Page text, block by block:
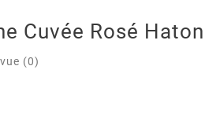
Cuvée Rosé Haton
(0)